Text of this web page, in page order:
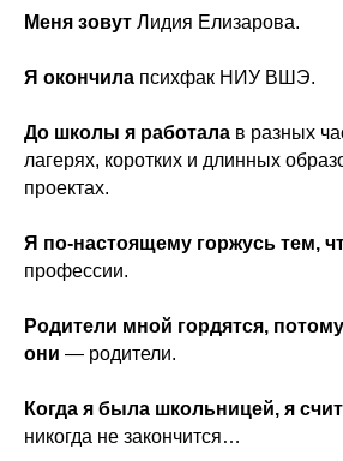
Меня зовут Лидия Елизарова.
Я окончила психфак НИУ ВШЭ.
До школы я работала в разных
лагерях, коротких и длинных
проектах.
Я по-настоящему горжусь тем,
профессии.
Родители мной гордятся,
они — родители.
Когда я была школьницей, я
никогда не закончится…